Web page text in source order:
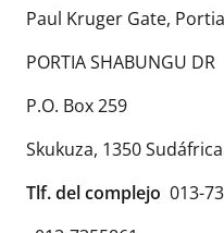
Paul Kruger Gate,
PORTIA SHABUNGU DR
P.O. Box 259
Skukuza, 1350Sudáfrica
Tlf. del complejo 013-